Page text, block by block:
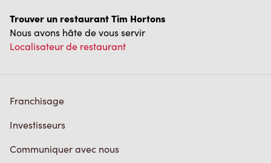
Trouver un restaurant Tim Hortons
Nous avons hâte de vous servir
Localisateur de restaurant
Franchisage
Investisseurs
Communiquer avec nous